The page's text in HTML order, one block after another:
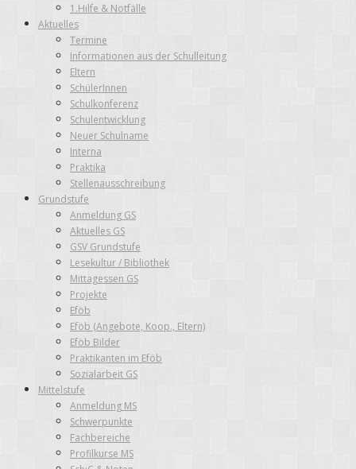
1.Hilfe & Notfälle
Aktuelles
Termine
Informationen aus der Schulleitung
Eltern
SchülerInnen
Schulkonferenz
Schulentwicklung
Neuer Schulname
Interna
Praktika
Stellenausschreibung
Grundstufe
Anmeldung GS
Aktuelles GS
GSV Grundstufe
Lesekultur / Bibliothek
Mittagessen GS
Projekte
Eföb
Eföb (Angebote, Koop., Eltern)
Eföb Bilder
Praktikanten im Eföb
Sozialarbeit GS
Mittelstufe
Anmeldung MS
Schwerpunkte
Fachbereiche
Profilkurse MS